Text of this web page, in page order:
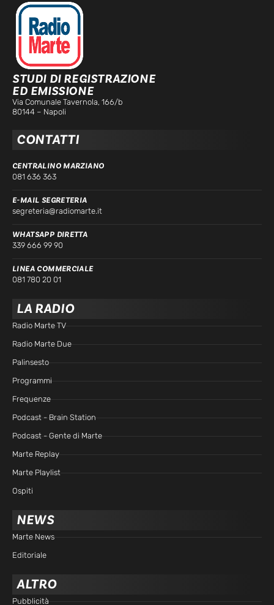
STUDI DI REGISTRAZIONE
ED EMISSIONE
Via Comunale Tavernola, 166/b
80144 – Napoli
CONTATTI
CENTRALINO MARZIANO
081 636 363
E-MAIL SEGRETERIA
segreteria@radiomarte.it
WHATSAPP DIRETTA
339 666 99 90
LINEA COMMERCIALE
081 780 20 01
LA RADIO
Radio Marte TV
Radio Marte Due
Palinsesto
Programmi
Frequenze
Podcast - Brain Station
Podcast - Gente di Marte
Marte Replay
Marte Playlist
Ospiti
NEWS
Marte News
Editoriale
ALTRO
Pubblicità